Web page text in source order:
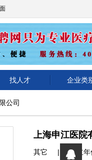
找人才 企业类
公司
上海申江医院
其它 | 成立